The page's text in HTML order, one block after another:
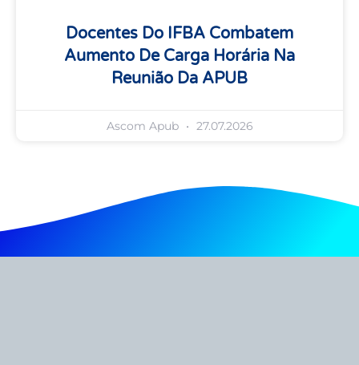
Docentes Do IFBA Combatem
Aumento De Carga Horária Na
Reunião Da APUB
Ascom Apub 27.07.2026